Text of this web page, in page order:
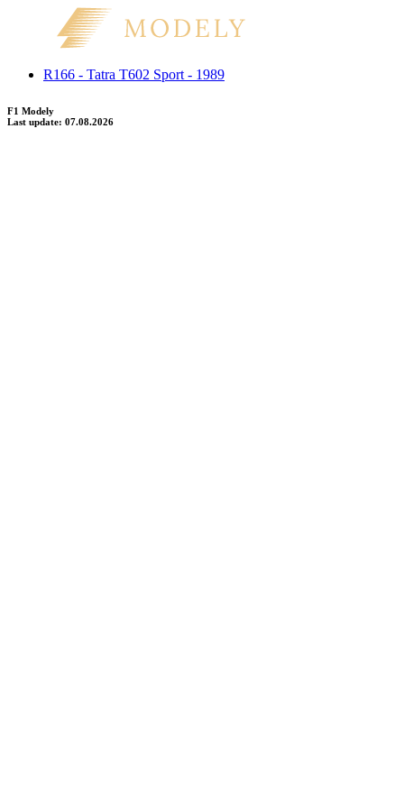
R166 - Tatra T602 Sport - 1989
F1 Modely
Last update: 07.08.2026